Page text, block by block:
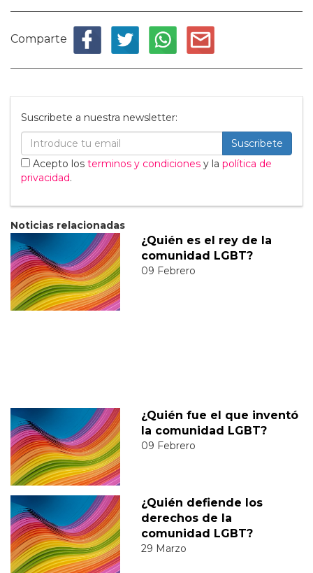
Comparte
Suscribete a nuestra newsletter:
Suscribete
Acepto los terminos y condiciones y la política de
privacidad.
Noticias relacionadas
¿Quién es el rey de la
comunidad LGBT?
09 Febrero
¿Quién fue el que inventó
la comunidad LGBT?
09 Febrero
¿Quién defiende los
derechos de la
comunidad LGBT?
29 Marzo